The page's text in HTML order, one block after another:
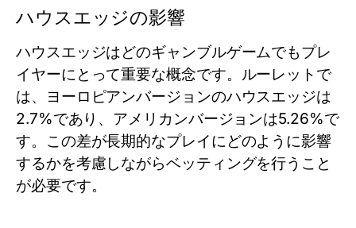
ハウスエッジの影響
ハウスエッジはどのギャンブルゲームでもプレ
イヤーにとって重要な概念です。ルーレットで
は、ヨーロピアンバージョンのハウスエッジは
2.7%であり、アメリカンバージョンは5.26%で
す。この差が長期的なプレイにどのように影響
するかを考慮しながらベッティングを行うこと
が必要です。